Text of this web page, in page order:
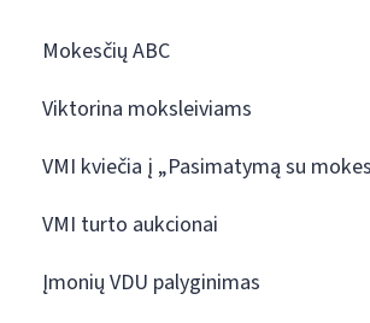
Mokesčių ABC
Viktorina moksleiviams
VMI kviečia į „Pasimatymą su
VMI turto aukcionai
Įmonių VDU palyginimas